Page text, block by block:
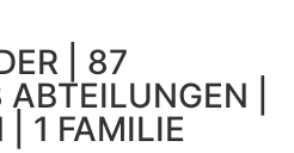
| 87
|
| 1 FAMILIE